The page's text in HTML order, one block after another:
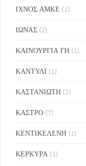
ΙΧΝΟΣ ΑΜΚΕ (1)
ΙΩΝΑΣ (2)
ΚΑΙΝΟΥΡΓΙΑ ΓΗ (1)
ΚΑΝΤΥΛΙ (1)
ΚΑΣΤΑΝΙΩΤΗ (2)
ΚΑΣΤΡΟ (7)
ΚΕΝΤΙΚΕΛΕΝΗ (1)
ΚΕΡΚΥΡΑ (1)